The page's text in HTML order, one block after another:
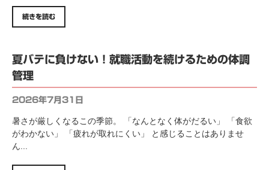
続きを読む
夏バテに負けない！就職活動を続けるための体調
管理
2026年7月31日
暑さが厳しくなるこの季節。 「なんとなく体がだるい」 「食欲
がわかない」 「疲れが取れにくい」 と感じることはありませ
ん...